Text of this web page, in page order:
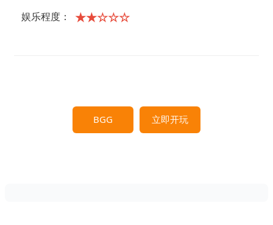
娱乐程度： ★★☆☆☆
BGG 立即开玩